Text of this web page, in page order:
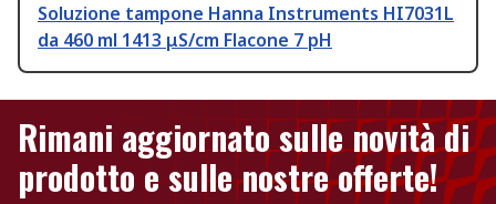
Soluzione tampone Hanna Instruments HI7031L
da 460 ml 1413 μS/cm Flacone 7 pH
Rimani aggiornato sulle novità di
prodotto e sulle nostre offerte!